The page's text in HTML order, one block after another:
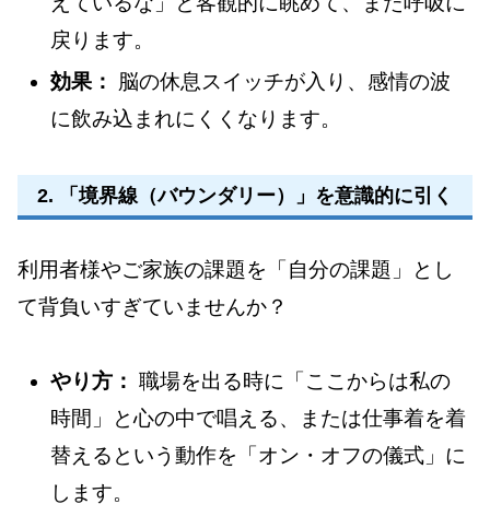
戻ります。
効果：
脳の休息スイッチが入り、感情の波
に飲み込まれにくくなります。
2. 「境界線（バウンダリー）」を意識的に引く
利用者様やご家族の課題を「自分の課題」とし
て背負いすぎていませんか？
やり方： 職場を出る時に「ここからは私の
時間」と心の中で唱える、または仕事着を着
替えるという動作を「オン・オフの儀式」に
します。